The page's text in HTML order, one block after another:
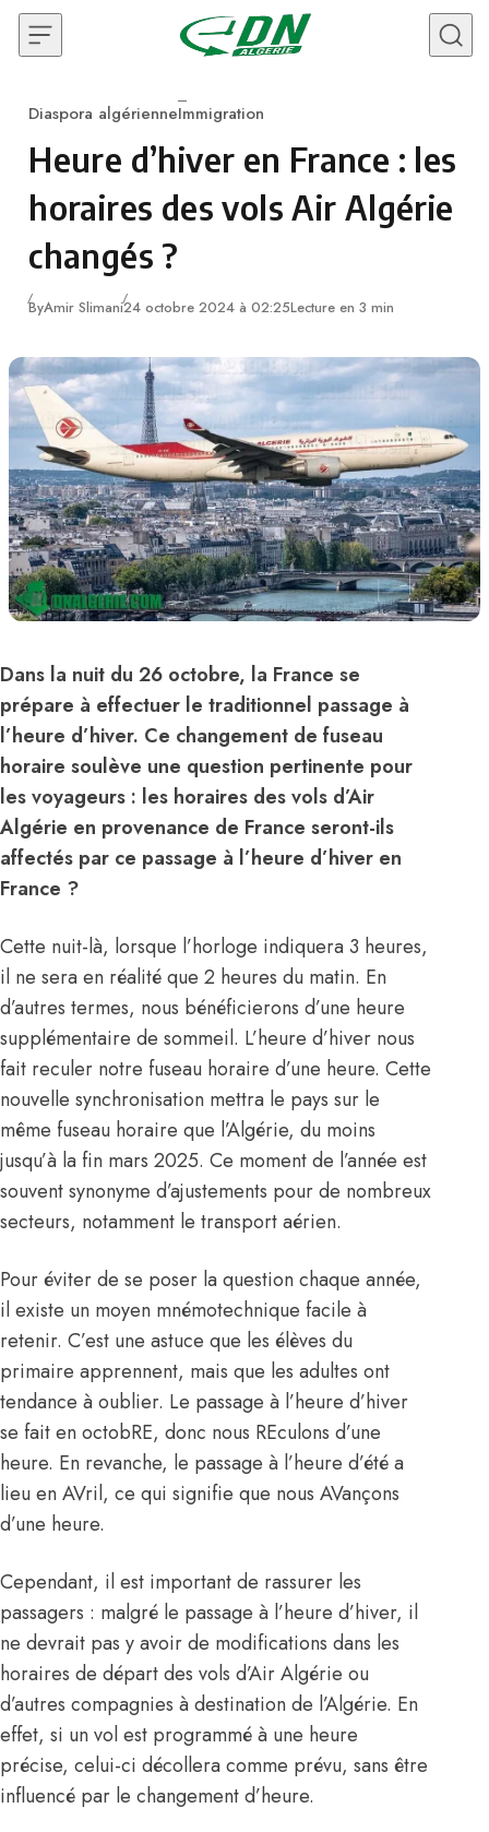
Skip to content
Category
Diaspora algérienneImmigration
Heure d’hiver en France : les
horaires des vols Air Algérie
changés ?
ByAmir Slimani24 octobre 2024 à 02:25Lecture en 3 min
Dans la nuit du 26 octobre, la France se
prépare à effectuer le traditionnel passage à
l’heure d’hiver. Ce changement de fuseau
horaire soulève une question pertinente pour
les voyageurs : les horaires des vols d’Air
Algérie en provenance de France seront-ils
affectés par ce passage à l’heure d’hiver en
France ?
Cette nuit-là, lorsque l’horloge indiquera 3 heures,
il ne sera en réalité que 2 heures du matin. En
d’autres termes, nous bénéficierons d’une heure
supplémentaire de sommeil. L’heure d’hiver nous
fait reculer notre fuseau horaire d’une heure. Cette
nouvelle synchronisation mettra le pays sur le
même fuseau horaire que l’Algérie, du moins
jusqu’à la fin mars 2025. Ce moment de l’année est
souvent synonyme d’ajustements pour de nombreux
secteurs, notamment le transport aérien.
Pour éviter de se poser la question chaque année,
il existe un moyen mnémotechnique facile à
retenir. C’est une astuce que les élèves du
primaire apprennent, mais que les adultes ont
tendance à oublier. Le passage à l’heure d’hiver
se fait en octobRE, donc nous REculons d’une
heure. En revanche, le passage à l’heure d’été a
lieu en AVril, ce qui signifie que nous AVançons
d’une heure.
Cependant, il est important de rassurer les
passagers : malgré le passage à l’heure d’hiver, il
ne devrait pas y avoir de modifications dans les
horaires de départ des vols d’Air Algérie ou
d’autres compagnies à destination de l’Algérie. En
effet, si un vol est programmé à une heure
précise, celui-ci décollera comme prévu, sans être
influencé par le changement d’heure.